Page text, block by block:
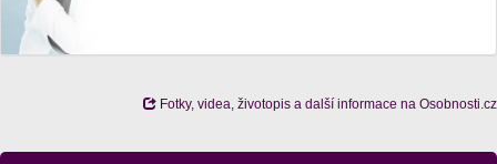
Fotky, videa, životopis a další informace na Osobnosti.cz